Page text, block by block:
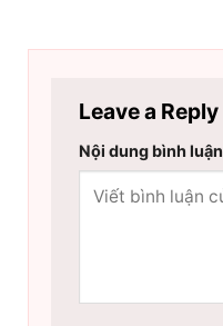
Leave a Reply
Nội dung bình luận